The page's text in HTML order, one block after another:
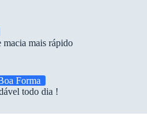
macia mais rápido
Forma
todo dia !